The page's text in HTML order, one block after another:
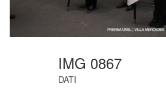
IMG 0867
DATI